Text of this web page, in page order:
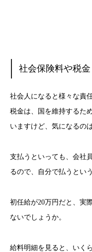
社会保険料や税金
社会人になると様々な責
税金は、国を維持するた
いますけど、気になるの
支払うといっても、会社
るので、自分で払うとい
初任給が20万円だと、実
ないでしょうか。
給料明細を見ると、いく